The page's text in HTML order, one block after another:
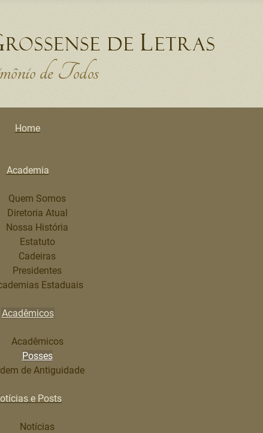
Home
Academia
Quem Somos
Diretoria Atual
Nossa História
Estatuto
Cadeiras
Presidentes
Estaduais
Acadêmicos
Acadêmicos
Posses
de Antiguidade
e Posts
Notícias